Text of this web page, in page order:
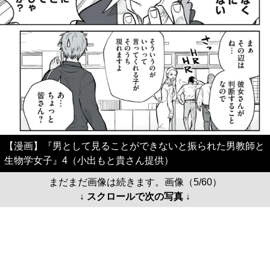
【漫画】『男として見ることができないと振られた男教師と
生物学女子』4（小出もと貴さん提供）
まだまだ画像は続きます。画像（5/60）
↓ スクロールで次の写真 ↓